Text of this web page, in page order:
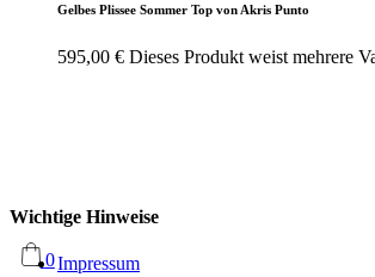
0
Gelbes Plissee Sommer Top von Akris Punto
595,00 € Dieses Produkt weist mehrere
Wichtige Hinweise
Impressum